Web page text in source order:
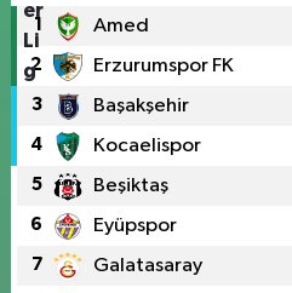
1 Amed
2 Erzurumspor FK
3 Başakşehir
4 Kocaelispor
5 Beşiktaş
6 Eyüpspor
7 Galatasaray